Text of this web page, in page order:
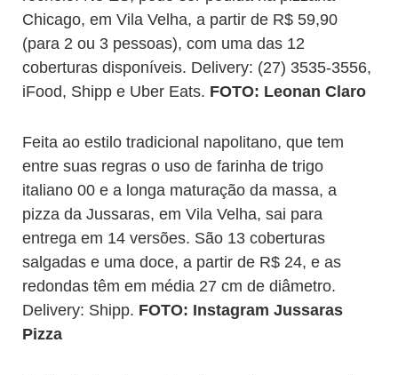
Chicago, em Vila Velha, a partir de R$ 59,90
(para 2 ou 3 pessoas), com uma das 12
coberturas disponíveis. Delivery: (27) 3535-3556,
iFood, Shipp e Uber Eats. FOTO: Leonan Claro
Feita ao estilo tradicional napolitano, que tem
entre suas regras o uso de farinha de trigo
italiano 00 e a longa maturação da massa, a
pizza da Jussaras, em Vila Velha, sai para
entrega em 14 versões. São 13 coberturas
salgadas e uma doce, a partir de R$ 24, e as
redondas têm em média 27 cm de diâmetro.
Delivery: Shipp. FOTO: Instagram Jussaras
Pizza